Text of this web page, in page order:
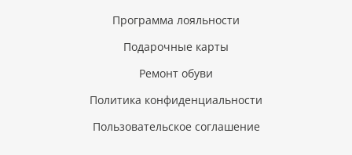
Программа лояльности
Подарочные карты
Ремонт обуви
Политика конфиденциальности
Пользовательское соглашение